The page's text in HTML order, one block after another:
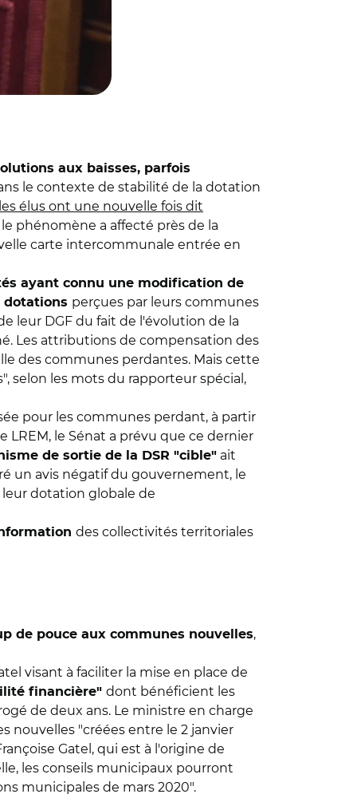
aux baisses, parfois
le contexte de stabilité de la dotation
élus ont une nouvelle fois dit
phénomène a affecté près de la
carte intercommunale entrée en
ayant connu une modification de
dotations perçues par leurs communes
leur DGF du fait de l'évolution de la
Les attributions de compensation des
des communes perdantes. Mais cette
selon les mots du rapporteur spécial,
pour les communes perdant, à partir
LREM, le Sénat a prévu que ce dernier
de sortie de la DSR "cible" ait
un avis négatif du gouvernement, le
dotation globale de
des collectivités territoriales
de pouce aux communes nouvelles,
visant à faciliter la mise en place de
financière" dont bénéficient les
de deux ans. Le ministre en charge
nouvelles "créées entre le 2 janvier
Gatel, qui est à l'origine de
les conseils municipaux pourront
municipales de mars 2020".